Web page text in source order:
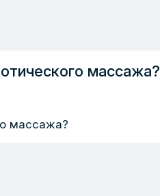
массажа?
массажа?